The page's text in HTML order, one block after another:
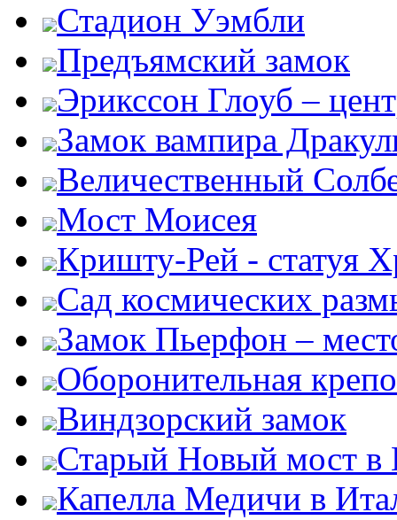
Стадион Уэмбли
Предъямский замок
Эрикссон Глоуб –
Замок вампира
Величественный
Мост Моисея
Кришту-Рей - статуя
Сад космических
Замок Пьерфон –
Оборонительная
Виндзорский замок
Старый Новый мост в
Капелла Медичи в